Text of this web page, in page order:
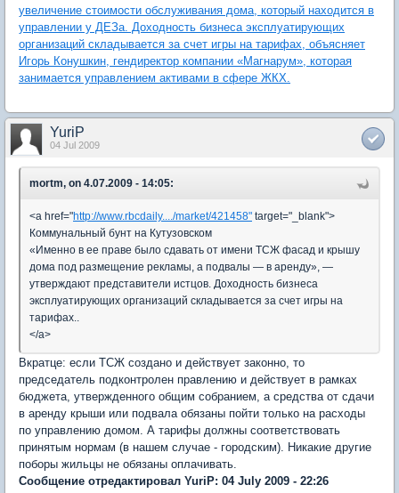
увеличение стоимости обслуживания дома, который находится в
управлении у ДЕЗа. Доходность бизнеса эксплуатирующих
организаций складывается за счет игры на тарифах, объясняет
Игорь Конушкин, гендиректор компании «Магнарум», которая
занимается управлением активами в сфере ЖКХ.
YuriP
04 Jul 2009
mortm, on 4.07.2009 - 14:05:
<a href="http://www.rbcdaily..../market/421458" target="_blank">
Коммунальный бунт на Кутузовском
«Именно в ее праве было сдавать от имени ТСЖ фасад и крышу
дома под размещение рекламы, а подвалы — в аренду», —
утверждают представители истцов. Доходность бизнеса
эксплуатирующих организаций складывается за счет игры на
тарифах..
</a>
Вкратце: если ТСЖ создано и действует законно, то
председатель подконтролен правлению и действует в рамках
бюджета, утвержденного общим собранием, а средства от сдачи
в аренду крыши или подвала обязаны пойти только на расходы
по управлению домом. А тарифы должны соответствовать
принятым нормам (в нашем случае - городским). Никакие другие
поборы жильцы не обязаны оплачивать.
Сообщение отредактировал YuriP: 04 July 2009 - 22:26